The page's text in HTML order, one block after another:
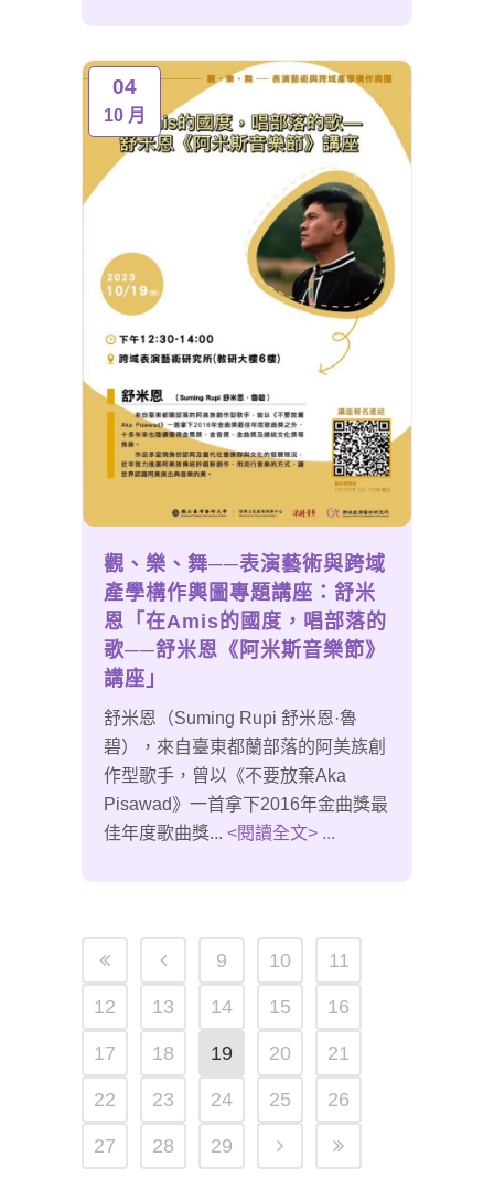
04
10 月
觀、樂、舞──表演藝術與跨域
產學構作輿圖專題講座：舒米
恩「在Amis的國度，唱部落的
歌──舒米恩《阿米斯音樂節》
講座」
舒米恩（Suming Rupi 舒米恩·魯
碧），來自臺東都蘭部落的阿美族創
作型歌手，曾以《不要放棄Aka
Pisawad》一首拿下2016年金曲獎最
佳年度歌曲獎... <閱讀全文> ...
9 10 11
12 13 14 15 16
17 18 19 20 21
22 23 24 25 26
27 28 29